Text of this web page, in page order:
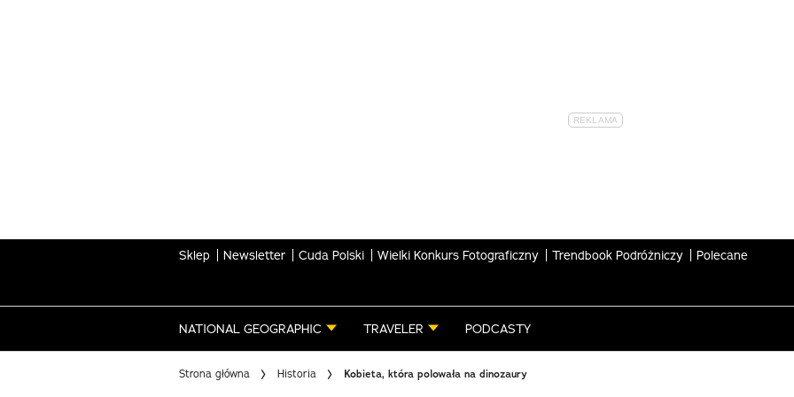
Sklep Newsletter Cuda Polski Wielki Konkurs Fotograficzny Trendbook Podróżniczy Polecane
NATIONAL GEOGRAPHIC TRAVELER PODCASTY
Strona główna Historia Kobieta, która polowała na dinozaury